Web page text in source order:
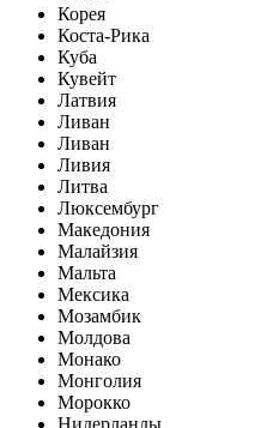
Корея
Коста-Рика
Куба
Кувейт
Латвия
Ливан
Ливан
Ливия
Литва
Люксембург
Македония
Малайзия
Мальта
Мексика
Мозамбик
Молдова
Монако
Монголия
Морокко
Нидерланды